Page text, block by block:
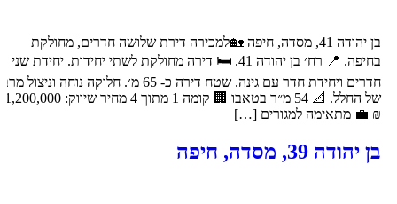
בן יהודה 41, מסדה, חיפה 🏡למכירה דירת שלושה חדרים, מחולקת
בחיפה. 📍 רח׳ בן יהודה 41. 🛏️ דירה מחולקת לשתי יחידות. יחידת שני
חדרים ויחידת חדר עם גינה. שטח דירה כ- 65 מ׳. חלוקה נוחה וניצול
של החלל. 📐 54 מ״ר בטאבו 🏢 קומה 1 מתוך 4 מחיר שיווק: 1,200,000
₪ 💼 מתאימה למגורים […]
בן יהודה 39, מסדה, חיפה